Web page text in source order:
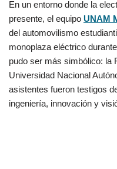
En un entorno donde la
presente, el equipo UNAM
del automovilismo
monoplaza eléctrico
pudo ser más simbólico: la
Universidad Nacional
asistentes fueron testigos
ingeniería, innovación y